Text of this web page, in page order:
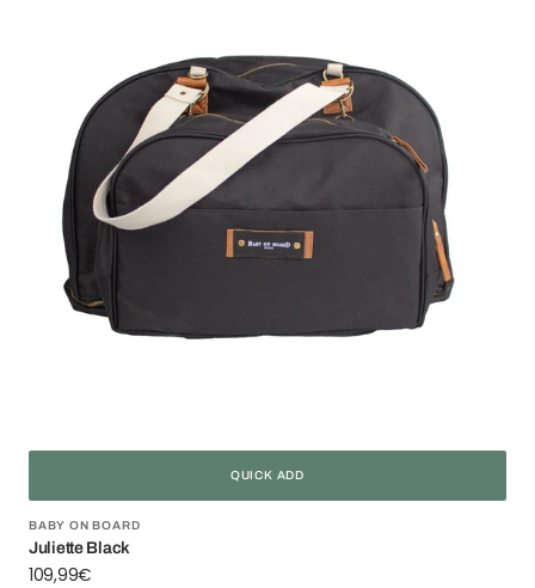
QUICK ADD
Vendor:
BABY ON BOARD
Juliette Black
Regular
109,99€